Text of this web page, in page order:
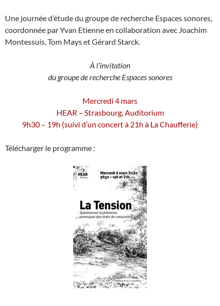
Une journée d’étude du groupe de recherche Espaces sonores,
coordonnée par Yvan Etienne en collaboration avec Joachim
Montessuis, Tom Mays et Gérard Starck.
À l’invitation
du groupe de recherche Espaces sonores
Mercredi 4 mars
HEAR – Strasbourg, Auditorium
9h30 – 19h (suivi d’un concert à 21h à La Chaufferie)
Télécharger le programme :